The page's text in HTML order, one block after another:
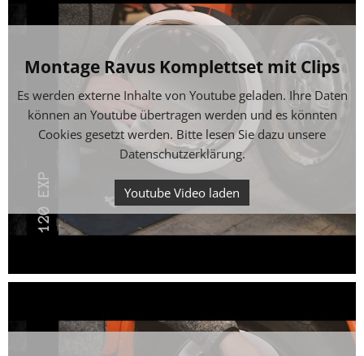
Montage Ravus Komplettset mit Clips
Es werden externe Inhalte von Youtube geladen. Ihre Daten
können an Youtube übertragen werden und es könnten
Cookies gesetzt werden. Bitte lesen Sie dazu unsere
Datenschutzerklärung.
Youtube Video laden